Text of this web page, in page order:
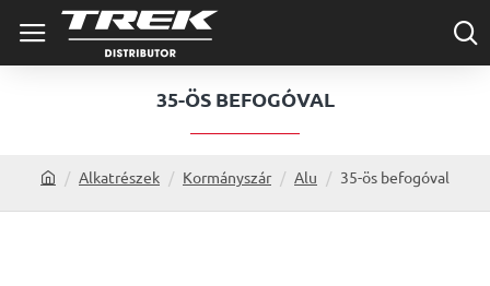
35-ÖS BEFOGÓVAL
o
Alkatrészek Kormányszár Alu 35-ös befogóval